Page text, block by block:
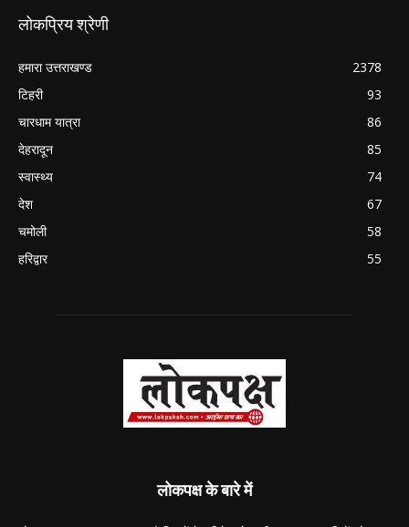
लोकप्रिय श्रेणी
हमारा उत्तराखण्ड
2378
टिहरी
93
चारधाम यात्रा
86
देहरादून
85
स्वास्थ्य
74
देश
67
चमोली
58
हरिद्वार
55
लोकपक्ष के बारे में